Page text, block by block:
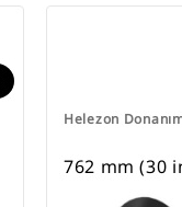
Helezon
762 mm (30